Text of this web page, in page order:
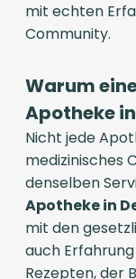
mit echten
Community.
Warum
Apotheke
Nicht jede
medizinisches
denselben
Apotheke in
mit den
auch
Rezepten, der